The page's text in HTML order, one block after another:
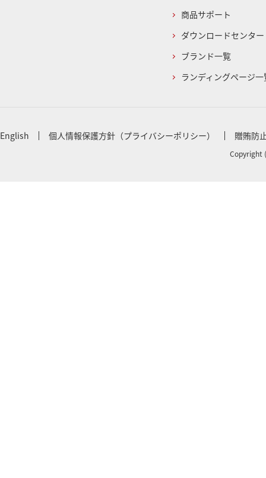
商品サポート
ダウンロードセンター
ブランド一覧
ランディングページ一
English 個人情報保護方針（プライバシーポリシー） 贈賄防
Copyright